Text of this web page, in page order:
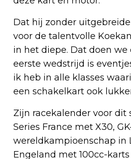
Dat hij zonder
voor de talentvolle
in het diepe. Dat doen we
eerste wedstrijd is
ik heb in alle klasses
een schakelkart ook
Zijn racekalender voor dit
Series France met X30,
wereldkampioenschap in
Engeland met 100cc-